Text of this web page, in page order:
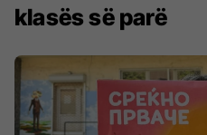
klasës së parë